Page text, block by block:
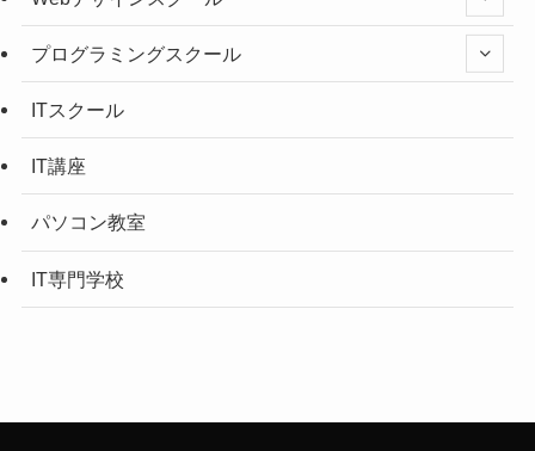
プログラミングスクール
ITスクール
IT講座
パソコン教室
IT専門学校